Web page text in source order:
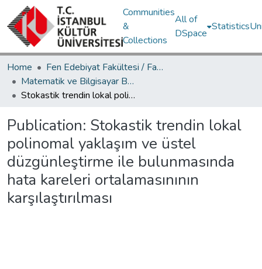
Communities
&
Collections
All of
DSpace
Statistics
Home
Fen Edebiyat Fakültesi / Faculty of Letters and Sciences
Matematik ve Bilgisayar Bölümü / Department of Mathematics and Computer Science
Stokastik trendin lokal polinomal yaklaşım ve üstel düzgünleştirme ile bulunmasında hata kareleri ortalamasınının karşılaştırılması
Publication: Stokastik trendin lokal
polinomal yaklaşım ve üstel
düzgünleştirme ile bulunmasında
hata kareleri ortalamasınının
karşılaştırılması